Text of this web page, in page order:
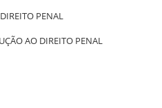
PENAL
AO DIREITO PENAL